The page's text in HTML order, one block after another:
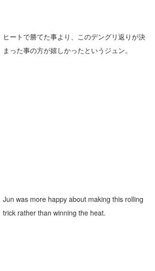
ヒートで勝てた事より、このデングリ返りが決
まった事の方が嬉しかったというジュン。
Jun was more happy about making this rolling
trick rather than winning the heat.